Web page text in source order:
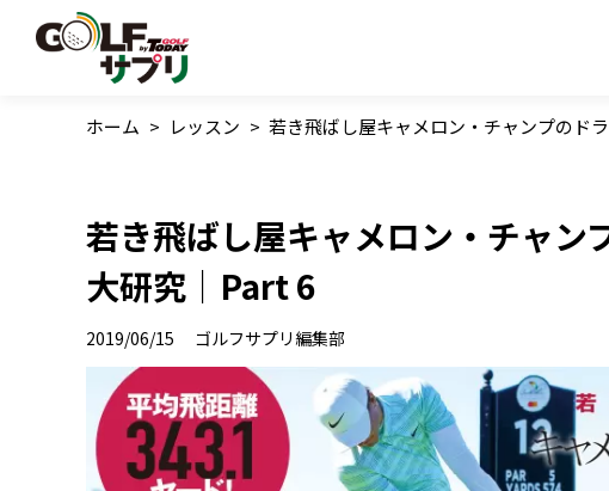
ホーム > レッスン > 若き飛ばし屋キャメロン・チャンプのド
若き飛ばし屋キャメロン・チャン
大研究｜Part 6
2019/06/15 ゴルフサプリ編集部